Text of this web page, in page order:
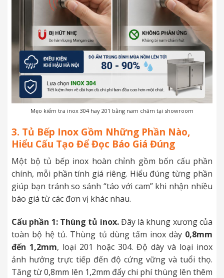
Mẹo kiểm tra inox 304 hay 201 bằng nam châm tại showroom
3. Tủ Bếp Inox Gồm Những Phần Nào,
Hiểu Cấu Tạo Để Đọc Báo Giá Đúng
Một bộ tủ bếp inox hoàn chỉnh gồm bốn cấu phần
chính, mỗi phần tính giá riêng. Hiểu đúng từng phần
giúp bạn tránh so sánh “táo với cam” khi nhận nhiều
báo giá từ các đơn vị khác nhau.
Cấu phần 1: Thùng tủ inox.Đây là khung xương của
toàn bộ hệ tủ. Thùng tủ dùng tấm inox dày 0,8mm
đến 1,2mm, loại 201 hoặc 304. Độ dày và loại inox
ảnh hưởng trực tiếp đến độ cứng vững và tuổi thọ.
Tăng từ 0,8mm lên 1,2mm đẩy chi phí thùng lên thêm